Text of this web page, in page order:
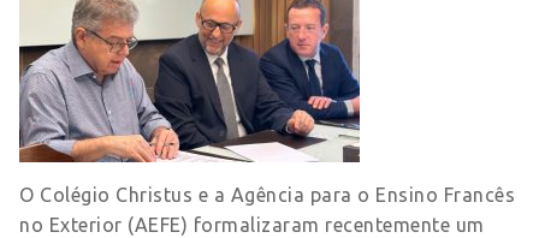
O Colégio Christus e a Agência para o Ensino Francês
no Exterior (AEFE) formalizaram recentemente um